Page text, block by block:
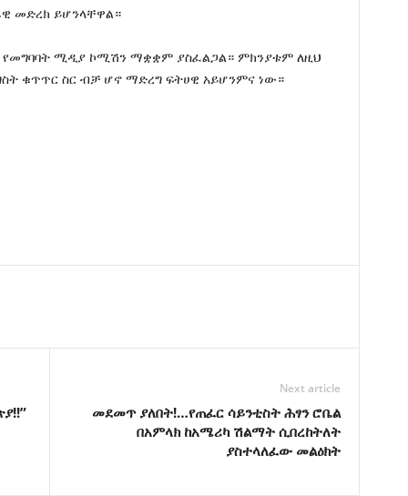
መድረክ ይሆንላቸዋል።
ሚዲያ ኮሚሽን ማቋቋም ያስፈልጋል። ምክንያቱም ለዚህ
ቁጥጥር ስር ብቻ ሆኖ ማድረግ ፍትሀዊ አይሆንምና ነው።
Next article
መደመጥ ያለበት!…የጠፈር ሳይንቲስት ሕፃን ሮቤል
በአምላክ ከአሜሪካ ሽልማት ሲበረከትለት
ያስተላለፈው መልዕክት